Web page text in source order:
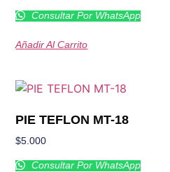
Consultar Por WhatsApp
Añadir Al Carrito
PIE TEFLON MT-18
$5.000
Consultar Por WhatsApp